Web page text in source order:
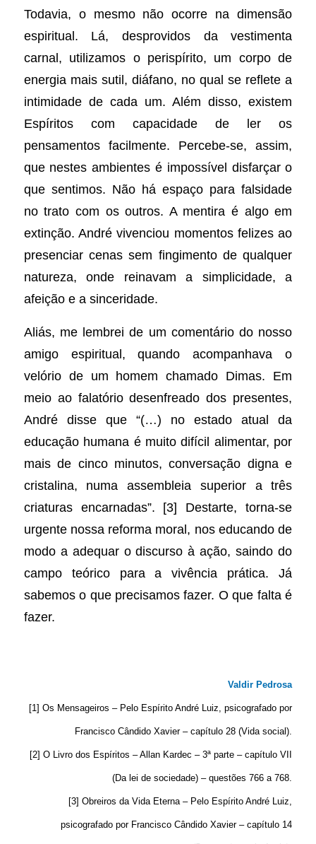
Todavia, o mesmo não ocorre na dimensão
espiritual. Lá, desprovidos da vestimenta
carnal, utilizamos o perispírito, um corpo de
energia mais sutil, diáfano, no qual se reflete a
intimidade de cada um. Além disso, existem
Espíritos com capacidade de ler os
pensamentos facilmente. Percebe-se, assim,
que nestes ambientes é impossível disfarçar o
que sentimos. Não há espaço para falsidade
no trato com os outros. A mentira é algo em
extinção. André vivenciou momentos felizes ao
presenciar cenas sem fingimento de qualquer
natureza, onde reinavam a simplicidade, a
afeição e a sinceridade.
Aliás, me lembrei de um comentário do nosso
amigo espiritual, quando acompanhava o
velório de um homem chamado Dimas. Em
meio ao falatório desenfreado dos presentes,
André disse que “(…) no estado atual da
educação humana é muito difícil alimentar, por
mais de cinco minutos, conversação digna e
cristalina, numa assembleia superior a três
criaturas encarnadas”. [3] Destarte, torna-se
urgente nossa reforma moral, nos educando de
modo a adequar o discurso à ação, saindo do
campo teórico para a vivência prática. Já
sabemos o que precisamos fazer. O que falta é
fazer.
Valdir Pedrosa
[1] Os Mensageiros – Pelo Espírito André Luiz, psicografado por
Francisco Cândido Xavier – capítulo 28 (Vida social).
[2] O Livro dos Espíritos – Allan Kardec – 3ª parte – capítulo VII
(Da lei de sociedade) – questões 766 a 768.
[3] Obreiros da Vida Eterna – Pelo Espírito André Luiz,
psicografado por Francisco Cândido Xavier – capítulo 14